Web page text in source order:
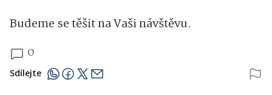
Budeme se těšit na Vaši návštěvu.
0
Sdílejte